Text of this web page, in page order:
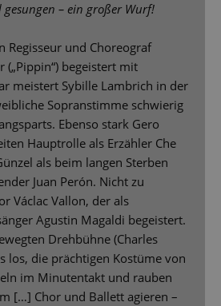
– ein großer Wurf!
Regisseur und Choreograf
(„Pippin“) begeistert mit
meistert Sybille Lambrich in der
Sopranstimme schwierig
Ebenso stark Gero
Hauptrolle als Erzähler Che
als beim langen Sterben
Juan Perón. Nicht zu
Václac Vallon, der als
Agustin Magaldi begeistert.
Drehbühne (Charles
los, die prächtigen Kostüme von
im Minutentakt und rauben
[…] Chor und Ballett agieren –